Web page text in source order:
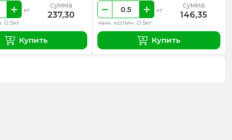
0.5кг
кг сумма
237,30
Купить
мин. колич. 0.5кг
кг сумма
146,35
Купить